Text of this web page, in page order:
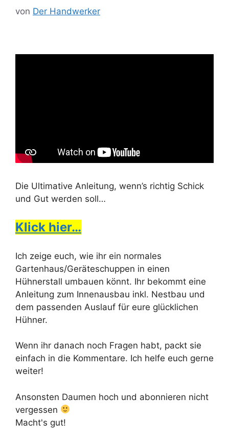
von Der Handwerker
Die Ultimative Anleitung, wenn’s richtig Schick
und Gut werden soll…
Klick hier…
Ich zeige euch, wie ihr ein normales
Gartenhaus/Geräteschuppen in einen
Hühnerstall umbauen könnt. Ihr bekommt eine
Anleitung zum Innenausbau inkl. Nestbau und
dem passenden Auslauf für eure glücklichen
Hühner.
Wenn ihr danach noch Fragen habt, packt sie
einfach in die Kommentare. Ich helfe euch gerne
weiter!
Ansonsten Daumen hoch und abonnieren nicht
vergessen
Macht's gut!